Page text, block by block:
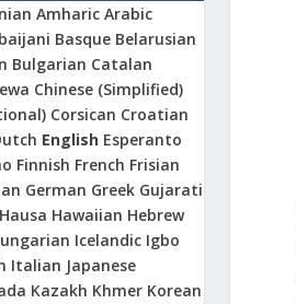
Amharic Arabic
Basque Belarusian
Bulgarian Catalan
Chinese (Simplified)
Corsican Croatian
English Esperanto
Finnish French Frisian
German Greek Gujarati
Hausa Hawaiian Hebrew
Icelandic Igbo
Italian Japanese
Kazakh Khmer Korean